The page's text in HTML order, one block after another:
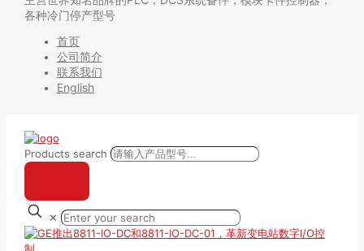
各种冷门停产型号
首页
公司简介
联系我们
English
Products search
✕